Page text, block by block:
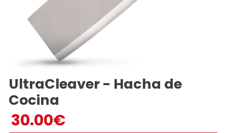
UltraCleaver - Hacha de
Cocina
30.00€